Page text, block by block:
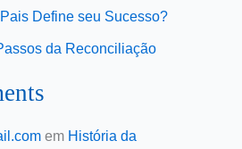
Define seu Sucesso?
da Reconciliação
em História da